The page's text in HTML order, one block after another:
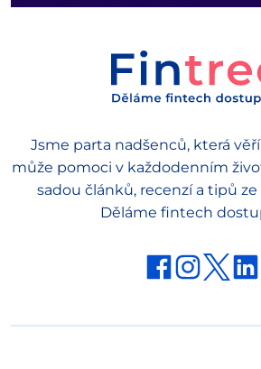
Jsme parta nadšenců, která
může pomoci v každodenním
sadou článků, recenzí a tipů
Děláme fintech